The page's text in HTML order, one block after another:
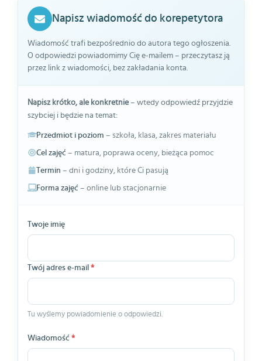
Napisz wiadomość do korepetytora
Wiadomość trafi bezpośrednio do autora tego ogłoszenia.
O odpowiedzi powiadomimy Cię e-mailem – przeczytasz ją
przez link z wiadomości, bez zakładania konta.
Napisz krótko, ale konkretnie– wtedy odpowiedź przyjdzie
szybciej i będzie na temat:
Przedmiot i poziom – szkoła, klasa, zakres materiału
Cel zajęć – matura, poprawa oceny, bieżąca pomoc
Termin – dni i godziny, które Ci pasują
Forma zajęć – online lub stacjonarnie
Twoje imię
Twój adres e-mail *
Tu wyślemy powiadomienie o odpowiedzi.
Wiadomość *